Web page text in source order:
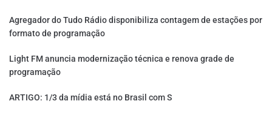
Agregador do Tudo Rádio disponibiliza contagem de estações por
formato de programação
Light FM anuncia modernização técnica e renova grade de
programação
ARTIGO: 1/3 da mídia está no Brasil com S